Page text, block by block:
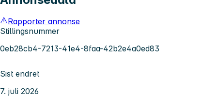
Rapporter annonse
Stillingsnummer
0eb28cb4-7213-41e4-8faa-42b2e4a0ed83
Sist endret
7. juli 2026